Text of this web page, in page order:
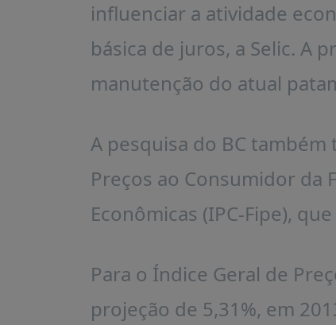
influenciar a atividade
básica de juros, a Selic. A
manutenção do atual
A pesquisa do BC
Preços ao Consumidor da
Econômicas (IPC-Fipe),
Para o Índice Geral de
projeção de 5,31%, em